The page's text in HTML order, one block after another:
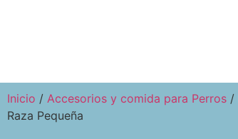
Inicio / Accesorios y comida para Perros /
Raza Pequeña